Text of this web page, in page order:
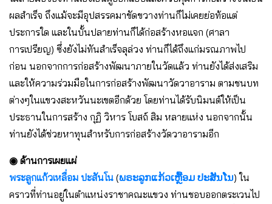
ผลสำเร็จ ถึงแม้จะมีอุปสรรคมาขัดขวางท่านก็ไม่เคยย่อท้อแต่
ประการใด และในบั้นปลายท่านก็ได้ก่อสร้างหอแจก (ศาลา
การเปรียญ) ซึ่งยังไม่ทันสำเร็จลุล่วง ท่านก็ได้ถึงแก่มรณภาพไป
ก่อน นอกจากการก่อสร้างพัฒนาภายในวัดแล้ว ท่านยังได้ส่งเสริม
และให้ความร่วมมือในการก่อสร้างพัฒนาวัดวาอาราม ตามชนบท
ต่างๆในแขวงสะหวันนะเขตอีกด้วย โดยท่านได้รับนิมนต์ให้เป็น
ประธานในการสร้าง กุฏิ วิหาร โบสถ์ สิม หลายแห่ง นอกจากนั้น
ท่านยังได้ช่วยหาทุนสำหรับการก่อสร้างวัดวาอารามอีก
◉ ด้านการเผยแผ่
พระลูกแก้วเหลื่อม ปะสันโน (ພຣະລູກແກ້ວເຫຼື້ອມ ປະສັນໂນ) ใน
คราวที่ท่านอยู่ในตำแหน่งราชาคณะแขวง ท่านชอบออกตระเวนไป